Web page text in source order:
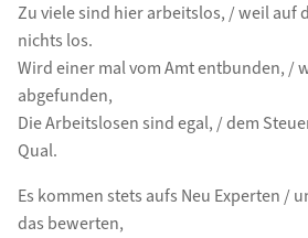
Zu viele sind hier arbeitslos, / weil auf
nichts los.
Wird einer mal vom Amt entbunden, /
abgefunden,
Die Arbeitslosen sind egal, / dem
Qual.
Es kommen stets aufs Neu Experten /
das bewerten,